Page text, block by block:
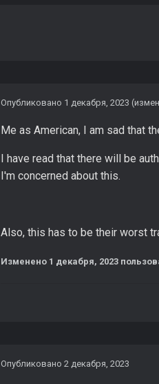
Опубликовано 1 декабря, 2023
Me as American, I am sad that
I have read that there will be
I'm concerned about this.
Also, this has to be their worst
Изменено 1 декабря, 2023
Опубликовано 2 декабря, 2023